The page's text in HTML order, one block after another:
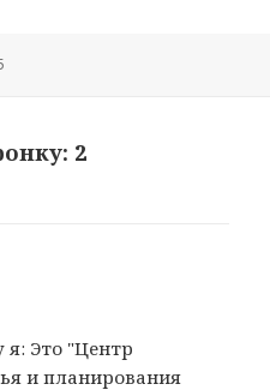
2
я: Это "Центр
и планирования